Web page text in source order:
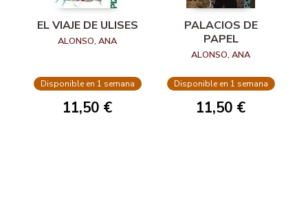
EL VIAJE DE ULISES
ALONSO, ANA
Disponible en 1 semana
11,50 €
PALACIOS DE
PAPEL
ALONSO, ANA
Disponible en 1 semana
11,50 €